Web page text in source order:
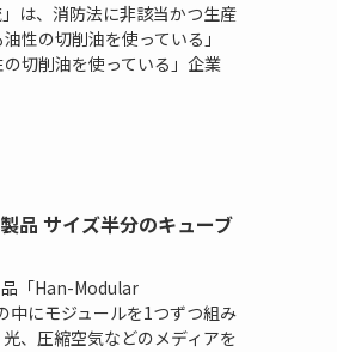
は、消防法に非該当かつ生産
性の切削油を使っている」
切削油を使っている」企業
品 サイズ半分のキューブ
品「Han-Modular
にモジュールを1つずつ組み
、圧縮空気などのメディアを